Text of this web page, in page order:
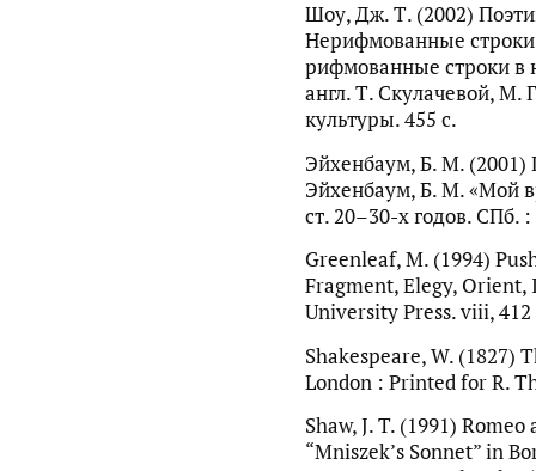
Шоу, Дж. Т. (2002)
Нерифмованные
рифмованные строки в
англ. Т. Скулачевой, М.
культуры. 455 с.
Эйхенбаум, Б. М.
Эйхенбаум, Б. М. «Мой
ст. 20–30-х годов. СПб.
Greenleaf, M. (1994)
Fragment, Elegy, Orient,
University Press. viii, 412
Shakespeare, W. (1827)
London : Printed for R.
Shaw, J. T. (1991)
“Mniszek’s Sonnet” in